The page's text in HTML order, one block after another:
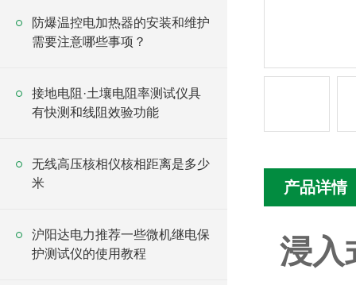
防爆温控电加热器的安装和维护
需要注意哪些事项？
接地电阻·土壤电阻率测试仪具
有快测和线阻效验功能
无线高压核相仪核相距离是多少
米
沪阳达电力推荐一些微机继电保
护测试仪的使用教程
产品详情
浸入